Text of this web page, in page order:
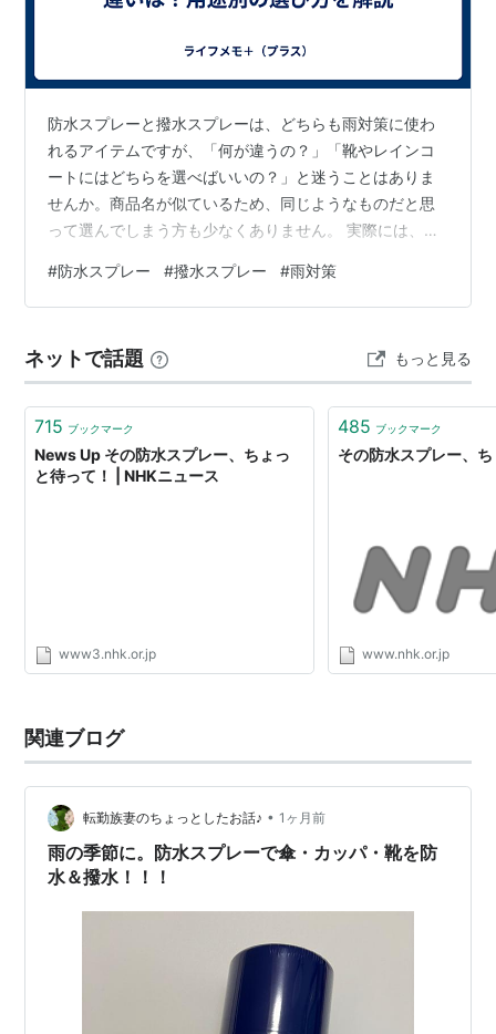
防水スプレーと撥水スプレーは、どちらも雨対策に使わ
れるアイテムですが、「何が違うの？」「靴やレインコ
ートにはどちらを選べばいいの？」と迷うことはありま
せんか。商品名が似ているため、同じようなものだと思
って選んでしまう方も少なくありません。 実際には、水
を知らずに使うと、本来の効果を十分に発揮できないこ
ともあります。 この記事では、防水スプレーと撥水スプ
ート・傘・バッグなど用途別の選び方や、使用時の注意
点まで詳しく解説します。読み終える頃には、自分に合
ったスプレーを迷わず選べるようになるでしょう。…
#防水スプレー #撥水スプレー #雨対策
ネットで話題 もっと見る
715 ブックマーク
News Up その防水スプレー、ちょっ
と待って！ | NHKニュース
www3.nhk.or.jp
485 ブックマーク
その防水スプレー、
www.nhk.or.jp
関連ブログ
転勤族妻のちょっとしたお話♪ • 1ヶ月前
雨の季節に。防水スプレーで傘・カッパ・靴を防
水＆撥水！！！